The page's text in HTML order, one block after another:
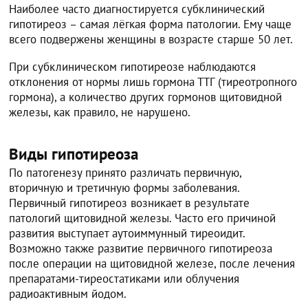
Наиболее часто диагностируется субклинический
гипотиреоз – самая лёгкая форма патологии. Ему чаще
всего подвержены женщины в возрасте старше 50 лет.
При субклиническом гипотиреозе наблюдаются
отклонения от нормы лишь гормона ТТГ (тиреотропного
гормона), а количество других гормонов щитовидной
железы, как правило, не нарушено.
Виды гипотиреоза
По патогенезу принято различать первичную,
вторичную и третичную формы заболевания.
Первичный гипотиреоз возникает в результате
патологий щитовидной железы. Часто его причиной
развития выступает аутоиммунный тиреоидит.
Возможно также развитие первичного гипотиреоза
после операции на щитовидной железе, после лечения
препаратами-тиреостатиками или облучения
радиоактивным йодом.